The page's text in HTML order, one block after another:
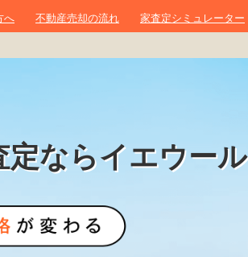
へ 不動産売却の流れ 家査定シミュレーター
定ならイエウール